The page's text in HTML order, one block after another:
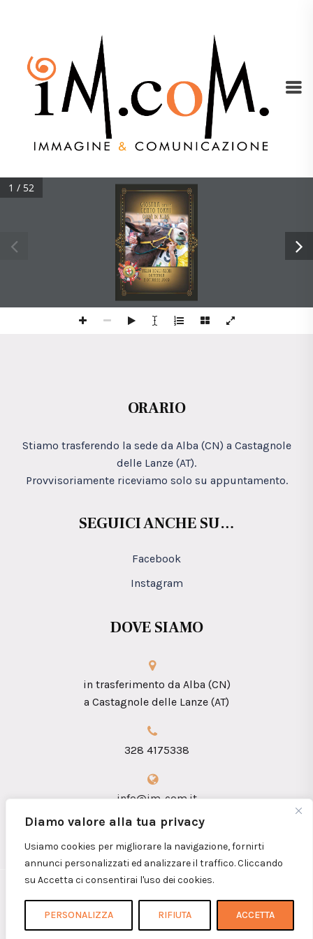
Diamo valore alla tua privacy
Usiamo cookies per migliorare la navigazione, fornirti
annunci personalizzati ed analizzare il traffico. Cliccando
su Accetta ci consentirai l'uso dei cookies.
PERSONALIZZA RIFIUTA ACCETTA
1 / 52
ORARIO
Stiamo trasferendo la sede da Alba (CN) a Castagnole
delle Lanze (AT).
Provvisoriamente riceviamo solo su appuntamento.
SEGUICI ANCHE SU…
Facebook
Instagram
DOVE SIAMO
in trasferimento da Alba (CN)
a Castagnole delle Lanze (AT)
328 4175338
info@im-com.it
Home Chi siamo